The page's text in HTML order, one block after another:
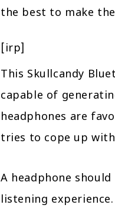
the best to make
[irp]
This Skullcandy
capable of
headphones are
tries to cope up
A headphone
listening